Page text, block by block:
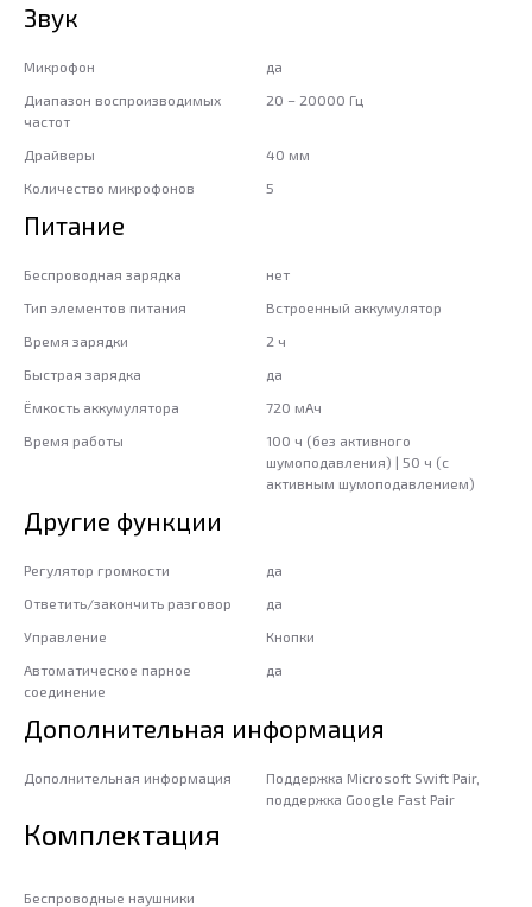
Звук
Микрофон
да
Диапазон воспроизводимых
частот
20 – 20000 Гц
Драйверы
40 мм
Количество микрофонов
5
Питание
Беспроводная зарядка
нет
Тип элементов питания
Встроенный аккумулятор
Время зарядки
2 ч
Быстрая зарядка
да
Ёмкость аккумулятора
720 мАч
Время работы
100 ч (без активного
шумоподавления) | 50 ч (с
активным шумоподавлением)
Другие функции
Регулятор громкости
да
Ответить/закончить разговор
да
Управление
Кнопки
Автоматическое парное
соединение
да
Дополнительная информация
Дополнительная информация
Поддержка Microsoft Swift Pair,
поддержка Google Fast Pair
Комплектация
Беспроводные наушники